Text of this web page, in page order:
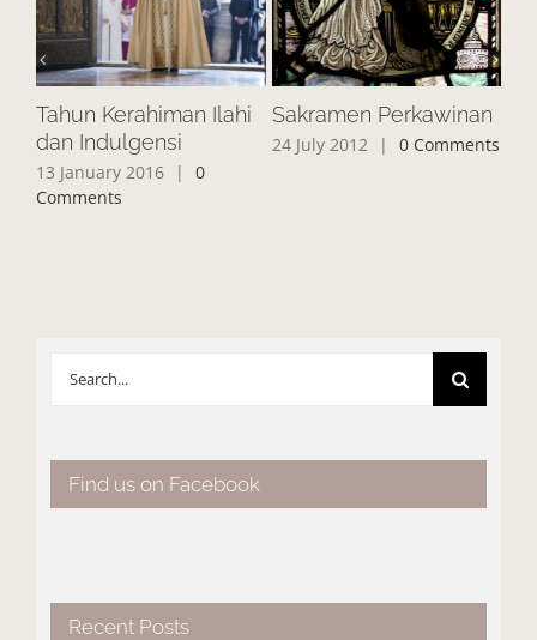
Tahun Kerahiman Ilahi
dan Indulgensi
13 January 2016 |
0
Comments
Sakramen Perkawinan
24 July 2012 | 0 Comments
Search
Find us on Facebook
Recent Posts